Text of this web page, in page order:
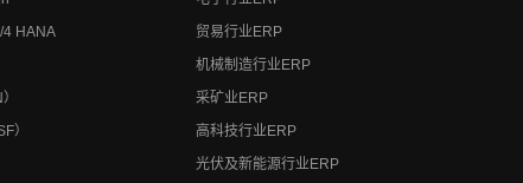
4 HANA
）
贸易行业ERP
机械制造行业ERP
采矿业ERP
高科技行业ERP
光伏及新能源行业ERP